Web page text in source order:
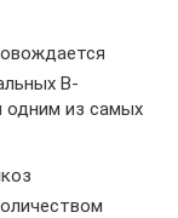
В-
одним из самых